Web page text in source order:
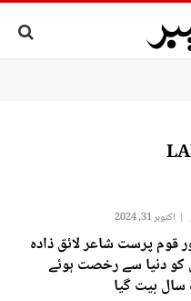
اکتوبر 31, 2024
قوم پرست شاعر لائق ذادہ
کو دنیا سے رخصت ہوئے
سال بیت گیا